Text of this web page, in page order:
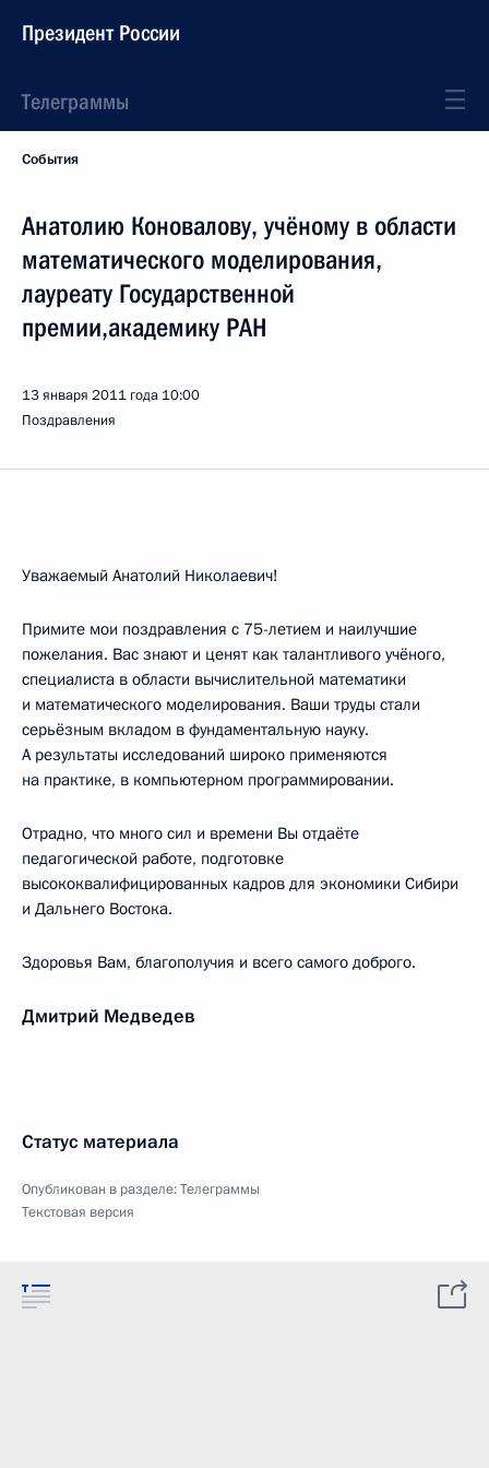
Президент России
Телеграммы
События
Анатолию Коновалову, учёному в области
математического моделирования,
лауреату Государственной
премии,академику РАН
13 января 2011 года 10:00
Поздравления
Уважаемый Анатолий Николаевич!
Примите мои поздравления с 75-летием и наилучшие
пожелания. Вас знают и ценят как талантливого учёного,
специалиста в области вычислительной математики
и математического моделирования. Ваши труды стали
серьёзным вкладом в фундаментальную науку.
А результаты исследований широко применяются
на практике, в компьютерном программировании.
Отрадно, что много сил и времени Вы отдаёте
педагогической работе, подготовке
высококвалифицированных кадров для экономики Сибири
и Дальнего Востока.
Здоровья Вам, благополучия и всего самого доброго.
Дмитрий Медведев
Статус материала
Опубликован в разделе:Телеграммы
Текстовая версия